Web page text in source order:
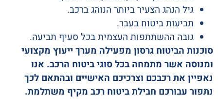
גיל הנהג הצעיר ביותר הנוהג ברכב.
תביעות ביטוח בעבר.
גובה ההשתתפות העצמית בכל סעיף תביעה.
סוכנות הביטוח גרסון מפעילה מערך ייעוץ מקצועי
ומנוסה אשר מתמחה בכל סוגי ביטוח הרכב. אנו
נאפיין את רכבכם וצרכיכם האישיים ובהתאם לכך
נתפור עבורכם חבילת ביטוח רכב מקיף משתלמת.